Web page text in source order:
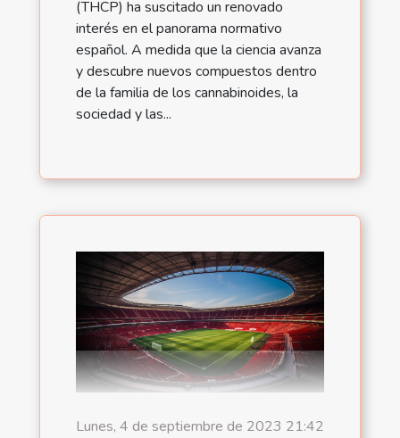
(THCP) ha suscitado un renovado
interés en el panorama normativo
español. A medida que la ciencia avanza
y descubre nuevos compuestos dentro
de la familia de los cannabinoides, la
sociedad y las...
Lunes, 4 de septiembre de 2023 21:42